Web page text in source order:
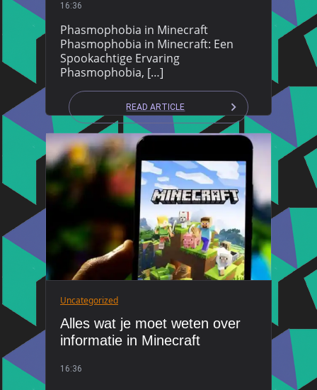
16:36
Phasmophobia in Minecraft
Phasmophobia in Minecraft: Een
Spookachtige Ervaring
Phasmophobia, […]
READ ARTICLE
Uncategorized
Alles wat je moet weten over
informatie in Minecraft
16:36